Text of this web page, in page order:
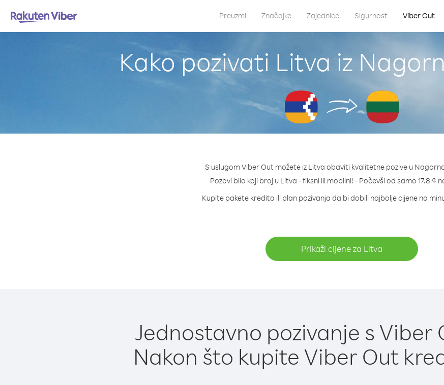
Preuzmi Značajke Zajednice Sigurnost Viber Out
Kako pozivati Litva iz
S uslugom Viber Out možete iz Litva obaviti kvalitetne pozive u
Pozovi bilo koji broj u Litva - fiksni ili mobilni! - Počevši od samo 17.8 ¢
Kupite pakete kredita ili plan pozivanja da bi dobili najbolje cijene na
Prikaži cijene za Litva
Jednostavno pozivanje s Viber
Nakon što kupite Viber Out